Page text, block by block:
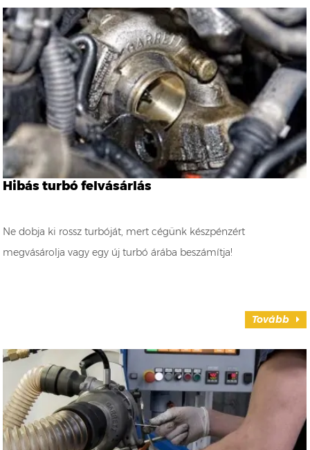
Hibás turbó felvásárlás
Ne dobja ki rossz turbóját, mert cégünk készpénzért
megvásárolja vagy egy új turbó árába beszámítja!
Tovább